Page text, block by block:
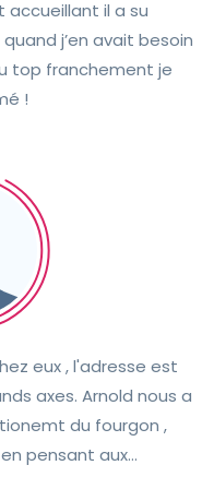
accueillant il a su
j’en avait besoin
top franchement je
!
eux , l'adresse est
axes. Arnold nous a
du fourgon ,
pensant aux